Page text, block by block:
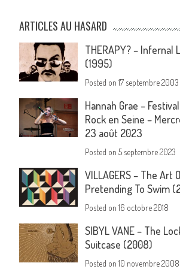
ARTICLES AU HASARD
THERAPY? – Infernal
(1995)
Posted on17 septembre 2003
Hannah Grae – Festival
Rock en Seine –
23 août 2023
Posted on5 septembre 2023
VILLAGERS – The Art
Pretending To Swim
Posted on16 octobre 2018
SIBYL VANE – The
Suitcase (2008)
Posted on10 novembre 2008